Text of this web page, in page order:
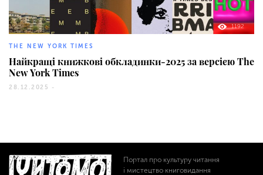
1192
THE NEW YORK TIMES
Найкращі книжкові обкладинки-2025 за версією The
New York Times
28.12.2025 -
Портал про культуру читання
і мистецтво книговидання